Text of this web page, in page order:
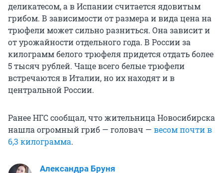
деликатесом, а в Испании считается ядовитым
грибом. В зависимости от размера и вида цена на
трюфели может сильно разниться. Она зависит и
от урожайности отдельного года. В России за
килограмм белого трюфеля придется отдать более
5 тысяч рублей. Чаще всего белые трюфели
встречаются в Италии, но их находят и в
центральной России.
Ранее НГС сообщал, что жительница Новосибирска
нашла огромный гриб — головач — весом почти в
6,3 килограмма.
Александра Бруня